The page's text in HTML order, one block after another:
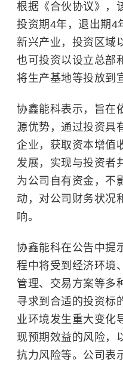
根据《合伙协议》，
投资期4年，退出期4
新兴产业，投资区域
也可投资以设立总部
将生产基地等投放到
协鑫能科表示，旨在
源优势，通过投资具
企业，获取资本增值
发展，实现与投资者
为公司自有资金，不
动，对公司财务状况
响。
协鑫能科在公告中提
程中将受到经济环境
管理、交易方案等多
寻求到合适的投资标
业环境发生重大变化
现预期效益的风险，
抗力风险等。公司表